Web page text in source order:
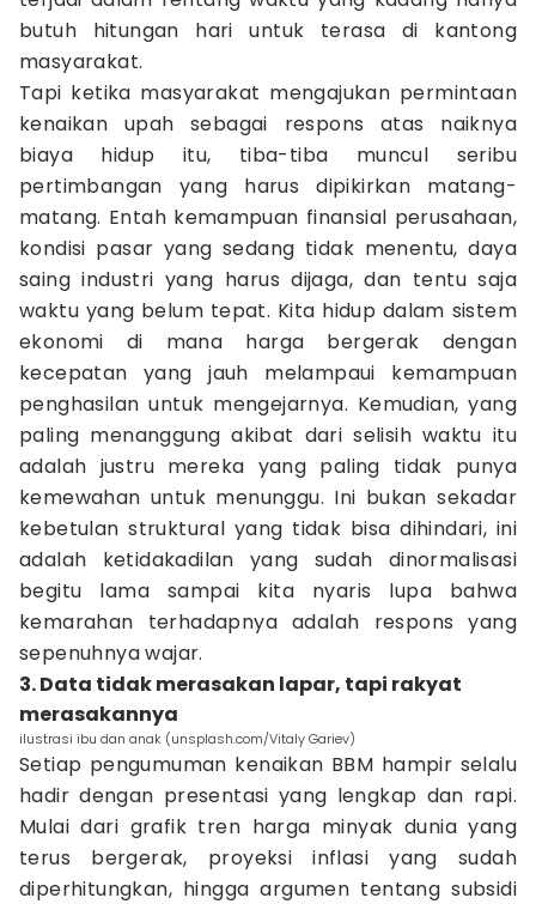
butuh hitungan hari untuk terasa di kantong
masyarakat.
Tapi ketika masyarakat mengajukan permintaan
kenaikan upah sebagai respons atas naiknya
biaya hidup itu, tiba-tiba muncul seribu
pertimbangan yang harus dipikirkan matang-
matang. Entah kemampuan finansial perusahaan,
kondisi pasar yang sedang tidak menentu, daya
saing industri yang harus dijaga, dan tentu saja
waktu yang belum tepat. Kita hidup dalam sistem
ekonomi di mana harga bergerak dengan
kecepatan yang jauh melampaui kemampuan
penghasilan untuk mengejarnya. Kemudian, yang
paling menanggung akibat dari selisih waktu itu
adalah justru mereka yang paling tidak punya
kemewahan untuk menunggu. Ini bukan sekadar
kebetulan struktural yang tidak bisa dihindari, ini
adalah ketidakadilan yang sudah dinormalisasi
begitu lama sampai kita nyaris lupa bahwa
kemarahan terhadapnya adalah respons yang
sepenuhnya wajar.
3. Data tidak merasakan lapar, tapi rakyat
merasakannya
ilustrasi ibu dan anak (unsplash.com/Vitaly Gariev)
Setiap pengumuman kenaikan BBM hampir selalu
hadir dengan presentasi yang lengkap dan rapi.
Mulai dari grafik tren harga minyak dunia yang
terus bergerak, proyeksi inflasi yang sudah
diperhitungkan, hingga argumen tentang subsidi